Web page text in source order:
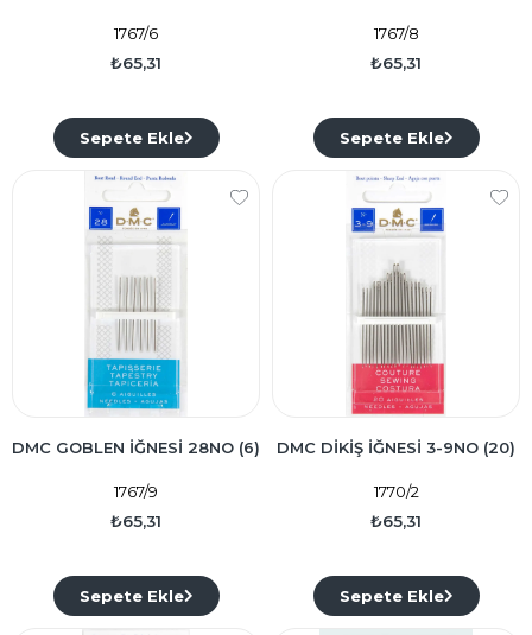
1767/6
₺65,31
Sepete Ekle
1767/8
₺65,31
Sepete Ekle
DMC GOBLEN İĞNESİ 28NO (6)
1767/9
₺65,31
Sepete Ekle
DMC DİKİŞ İĞNESİ 3-9NO (20)
1770/2
₺65,31
Sepete Ekle